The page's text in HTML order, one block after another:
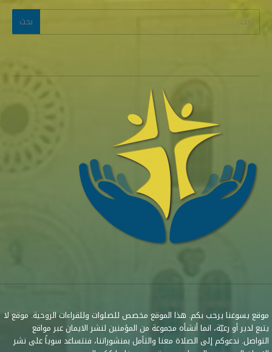
البحث عن:
موقع يسوعنا يرحب بكم. هذا الموقع مخصص للصلوات وللقراءات الروحية. موقع لا
يتبع لدير أو رعيّة، انما أنشأه مجموعة من المؤمنين لنشر الايمان عبر مواقع
التواصل. ندعوكم إلى الصلاة معنا والتأمل بمنشوراتنا، فنتساعد سوياً على نشر